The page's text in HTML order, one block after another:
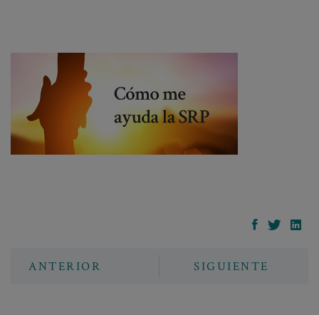
ANTERIOR SIGUIENTE